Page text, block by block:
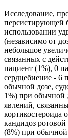
Исследование,
персистирующей
использовании
(независимо от
небольшое
связанных с
пациент (1%), 0
сердцебиение - 6
обычной дозе,
1%) при обычной
явлений,
кортикостероида
кандидоз
(8%) при обычной